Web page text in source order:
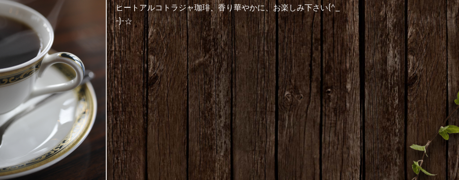
ヒートアルコトラジャ珈琲、香り華やかに、お楽しみ下さい(^_
-)-☆